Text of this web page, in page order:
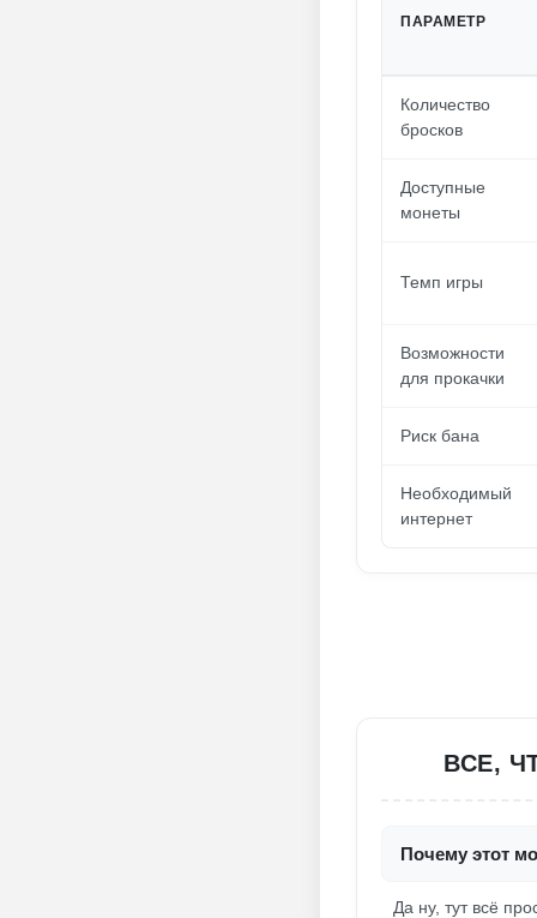
ПАРАМЕТР
Количество
бросков
Доступные
монеты
Темп игры
Возможности
для прокачки
Риск бана
Необходимый
интернет
ВСЕ,
Почему этот
Да ну, тут всё